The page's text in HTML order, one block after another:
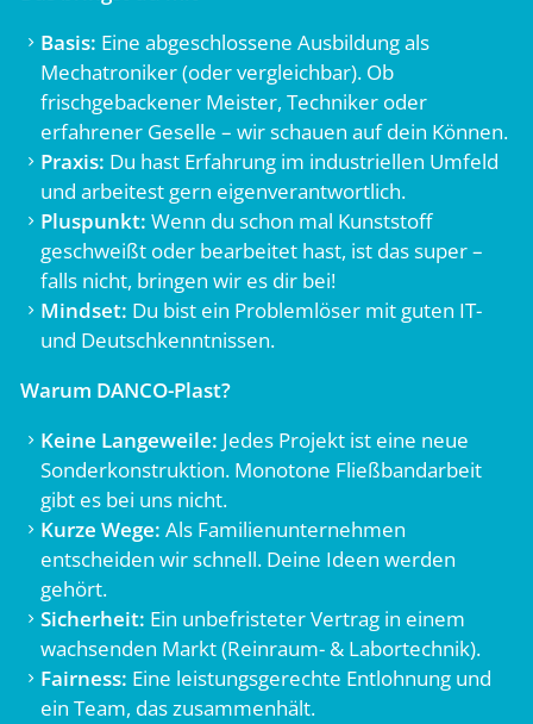
Basis: Eine abgeschlossene Ausbildung als
Mechatroniker (oder vergleichbar). Ob
frischgebackener Meister, Techniker oder
erfahrener Geselle – wir schauen auf dein Können.
Praxis: Du hast Erfahrung im industriellen Umfeld
und arbeitest gern eigenverantwortlich.
Pluspunkt: Wenn du schon mal Kunststoff
geschweißt oder bearbeitet hast, ist das super –
falls nicht, bringen wir es dir bei!
Mindset: Du bist ein Problemlöser mit guten IT-
und Deutschkenntnissen.
Warum DANCO-Plast?
Keine Langeweile: Jedes Projekt ist eine neue
Sonderkonstruktion. Monotone Fließbandarbeit
gibt es bei uns nicht.
Kurze Wege: Als Familienunternehmen
entscheiden wir schnell. Deine Ideen werden
gehört.
Sicherheit: Ein unbefristeter Vertrag in einem
wachsenden Markt (Reinraum- & Labortechnik).
Fairness: Eine leistungsgerechte Entlohnung und
ein Team, das zusammenhält.